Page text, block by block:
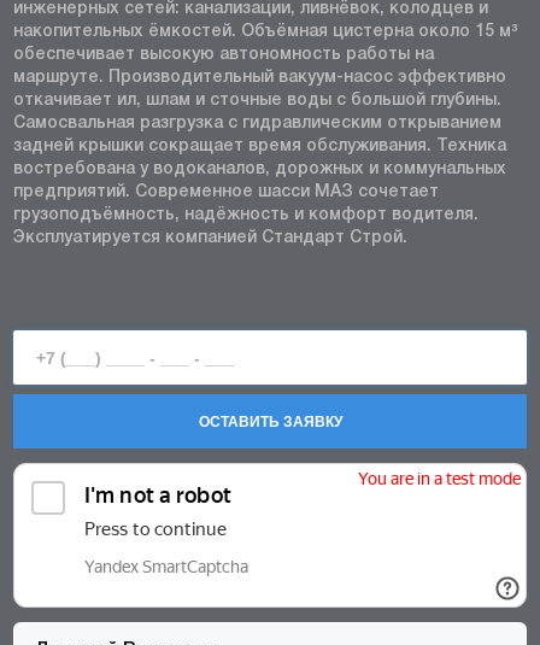
инженерных сетей: канализации, ливнёвок, колодцев и
накопительных ёмкостей. Объёмная цистерна около 15 м³
обеспечивает высокую автономность работы на
маршруте. Производительный вакуум-насос эффективно
откачивает ил, шлам и сточные воды с большой глубины.
Самосвальная разгрузка с гидравлическим открыванием
задней крышки сокращает время обслуживания. Техника
востребована у водоканалов, дорожных и коммунальных
предприятий. Современное шасси МАЗ сочетает
грузоподъёмность, надёжность и комфорт водителя.
Эксплуатируется компанией Стандарт Строй.
ОСТАВИТЬ ЗАЯВКУ